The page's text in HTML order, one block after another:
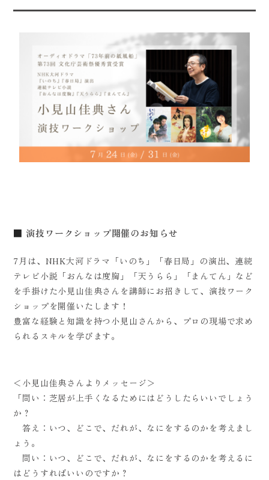
演技ワークショップ開催のお知らせ
7月は、NHK大河ドラマ「いのち」「春日局」の演出、連続
テレビ小説「おんなは度胸」「天うらら」「まんてん」など
を手掛けた小見山佳典さんを講師にお招きして、演技ワーク
ショップを開催いたします！
豊富な経験と知識を持つ小見山さんから、プロの現場で求め
られるスキルを学びます。
＜小見山佳典さんよりメッセージ＞
「問い：芝居が上手くなるためにはどうしたらいいでしょう
か？
答え：いつ、どこで、だれが、なにをするのかを考えまし
ょう。
問い：いつ、どこで、だれが、なにをするのかを考えるに
はどうすればいいのですか？